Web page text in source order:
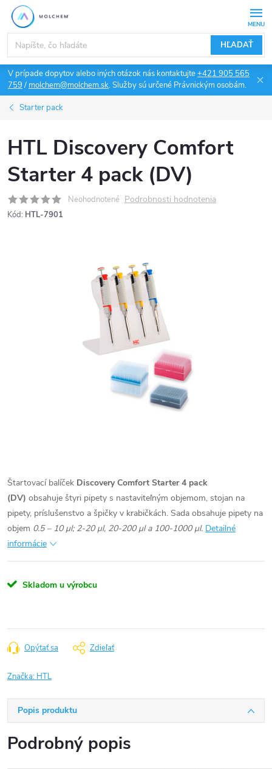
Prejsť
obsah
HĽADAŤ
V prípade dopytov alebo iných otázok nás kontaktujte+421 905 565
759/ molchem@molchem.sk. Služby sú určené Právnickým osobám.
Starter pack
HTL Discovery Comfort
Starter 4 pack (DV)
Neohodnotené Podrobnosti hodnotenia
Kód: HTL-7901
Štartovací balíček Discovery Comfort Starter 4 pack
(DV) obsahuje štyri pipety s nastaviteľným objemom, stojan na
pipety, príslušenstvo a špičky v krabičkách. Sada obsahuje pipety na
objem 0.5 – 10 µl; 2-20 µl, 20-200 µl a 100-1000 µl. Detailné
informácie
Skladom u výrobcu
Opýtať sa Zdieľať
Značka: HTL
Popis produktu
Podrobný popis